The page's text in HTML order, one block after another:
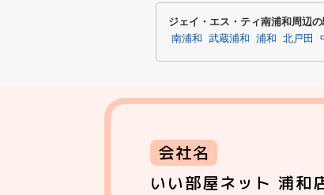
ジェイ・エス・ティ南浦和周辺
南浦和 武蔵浦和 浦和 北戸田
会社名
いい部屋ネット 浦和